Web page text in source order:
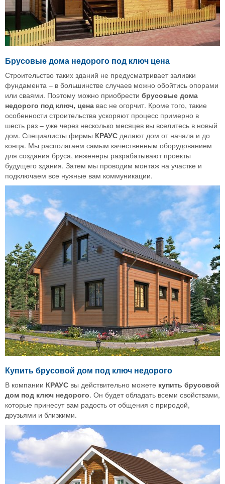
Брусовые дома недорого под ключ цена
Строительство таких зданий не предусматривает заливки
фундамента – в большинстве случаев можно обойтись опорами
или сваями. Поэтому можно приобрести брусовые дома
недорого под ключ, цена вас не огорчит. Кроме того, такие
особенности строительства ускоряют процесс примерно в
шесть раз – уже через несколько месяцев вы вселитесь в новый
дом. Специалисты фирмы КРАУС делают дом от начала и до
конца. Мы располагаем самым качественным оборудованием
для создания бруса, инженеры разрабатывают проекты
будущего здания. Затем мы проводим монтаж на участке и
подключаем все нужные вам коммуникации.
Купить брусовой дом под ключ недорого
В компании КРАУС вы действительно можете купить брусовой
дом под ключ недорого. Он будет обладать всеми свойствами,
которые принесут вам радость от общения с природой,
друзьями и близкими.